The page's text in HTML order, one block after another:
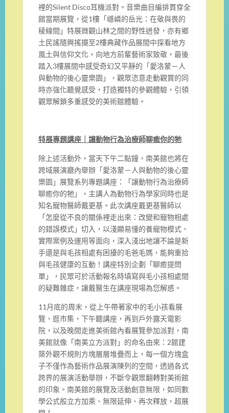
裡的Silent Disco耳機派對。音樂曲目編排貫穿全
館當期展覽，從1樓「嶾嶙的岳光：在敬與畏的
稜線間」特展微觀山林之間的野性迸發，亦有鄉
土民謠隨興搖擺至2樓典藏作品展間中探看地方
風土與信仰文化，向地方前輩藝術家致敬，最後
踏入3樓展間中感受奇幻又平靜的「愛洛蒙－人
與動物的後心靈樂園」，觀眾恣意走動觀賞的同
時亦強化聽覺感受，打造獨特的參觀體驗，引領
觀眾解鎖多重感受的美術館體驗。
特展專題講座｜讓動物行為治療師聊癒你的牠
除上述活動外，當天下午二點鐘，南美館也將在
跨域展演廳內舉辦「愛洛蒙－人與動物的後心靈
樂園」展覽系列專題講座：「讓動物行為治療師
聊癒你的牠」，主講人為動物行為學家同時也是
知名寵物醫師戴更基。此次講座戴更基醫師以
「怎麼從不良的關係裡走出來：改變和寵物相處
的錯誤模式」切入，以淺顯易懂的養寵物模式、
實際案例及運用等面向，深入淺出地讓不論是新
手還是與毛孩相處有困擾的毛爸毛媽，能夠重拾
與毛孩健康的互動！講座特別企劃「聊癒提問
單」，民眾可於活動報名時填寫與毛小孩相處間
的疑難雜症，讓戴醫生在講座現場為您解惑。
11月底的周末，從上午帶著家中的毛小孩看展
覽、逛市集，下午聽講座，再到戶外露天電影
院，以及晚間走進美術館內看展覽參加派對，南
美館就像「南美立方派對」的命名由來：2館建
築外觀不規則方塊層層堆疊而上，每一個方塊盒
子不僅作為藝術作品展演陳列的空間，透過各式
跨界的展演活動舉辦，不斷令觀眾翻轉對美術館
的印象。南美館的展覽及活動創意無限，如同數
學公式般立方加乘、無限延伸、再次釋放，超展